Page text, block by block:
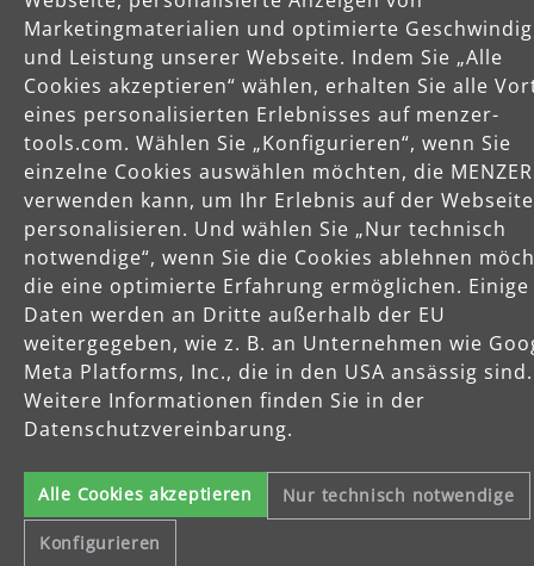
Service
Unternehmen
Celsiusstraße 20
04420 Markranstädt
Telefon: +49 (0) 34205 9 27 94 00
Fax: +49 (0) 34205 9 27 94 29
info@menzer-tools.com
Datenschutzerklärung
Allgemeine Geschäftsbedingungen
Marketingmaterialien und optimierte
und Leistung unserer Webseite. Indem Sie „Alle
Cookies akzeptieren“ wählen, erhalten Sie alle
eines personalisierten Erlebnisses auf menzer-
tools.com. Wählen Sie „Konfigurieren“, wenn Sie
einzelne Cookies auswählen möchten, die MENZER
verwenden kann, um Ihr Erlebnis auf der
personalisieren. Und wählen Sie „Nur technisch
notwendige“, wenn Sie die Cookies ablehnen
die eine optimierte Erfahrung ermöglichen.
Daten werden an Dritte außerhalb der EU
weitergegeben, wie z. B. an Unternehmen wie
Meta Platforms, Inc., die in den USA ansässig sind.
Weitere Informationen finden Sie in der
Datenschutzvereinbarung.
Alle Cookies akzeptieren Nur technisch notwendige
Konfigurieren